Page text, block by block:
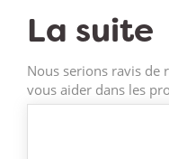
La suite
Nous serions ravis de
vous aider dans les